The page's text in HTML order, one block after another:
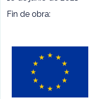
Fin de obra: